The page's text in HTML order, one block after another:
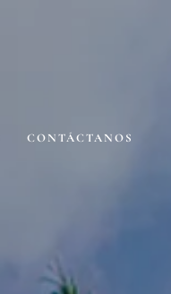
CONTÁCTANOS